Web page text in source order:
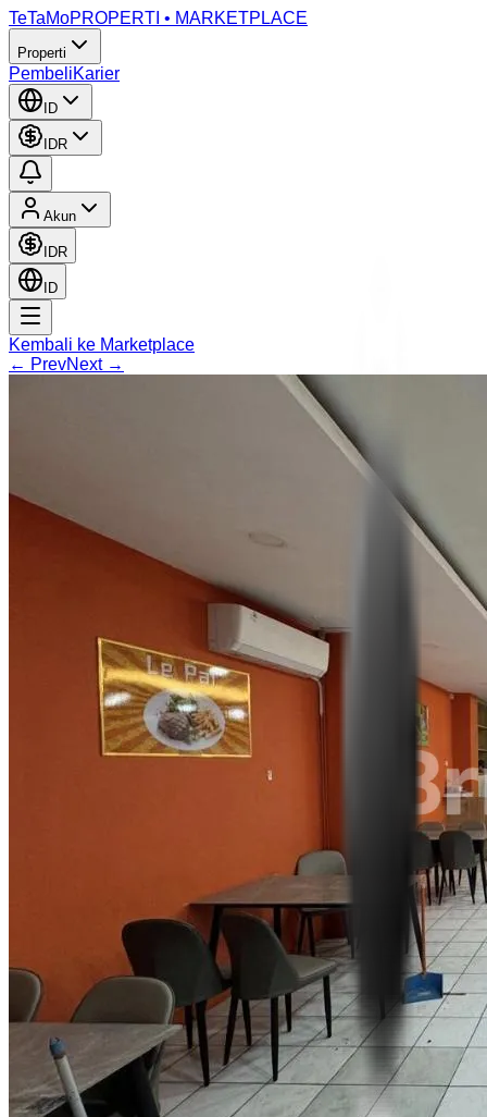
TeTaMoPROPERTI • MARKETPLACE
Properti
PembeliKarier
ID
IDR
Akun
IDR
ID
Kembali ke Marketplace
← PrevNext →